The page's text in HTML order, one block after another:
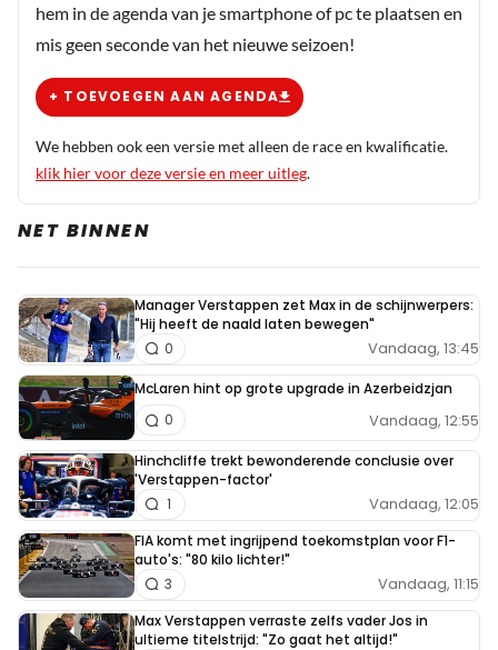
hem in de agenda van je smartphone of pc te plaatsen en
mis geen seconde van het nieuwe seizoen!
+ TOEVOEGEN AAN AGENDA
We hebben ook een versie met alleen de race en kwalificatie.
klik hier voor deze versie en meer uitleg.
NET BINNEN
Manager Verstappen zet Max in de schijnwerpers:
"Hij heeft de naald laten bewegen"
Vandaag, 13:45
0
McLaren hint op grote upgrade in Azerbeidzjan
Vandaag, 12:55
0
Hinchcliffe trekt bewonderende conclusie over
'Verstappen-factor'
Vandaag, 12:05
1
FIA komt met ingrijpend toekomstplan voor F1-
auto's: "80 kilo lichter!"
Vandaag, 11:15
3
Max Verstappen verraste zelfs vader Jos in
ultieme titelstrijd: "Zo gaat het altijd!"